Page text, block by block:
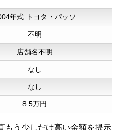
年式 トヨタ・パッソ
不明
店舗名不明
なし
なし
8.5万円
もう少しだけ高い金額を提示